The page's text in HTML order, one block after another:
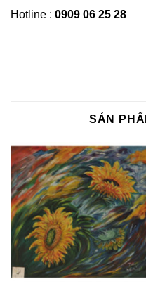
Hotline : 0909 06 25 28
SẢN